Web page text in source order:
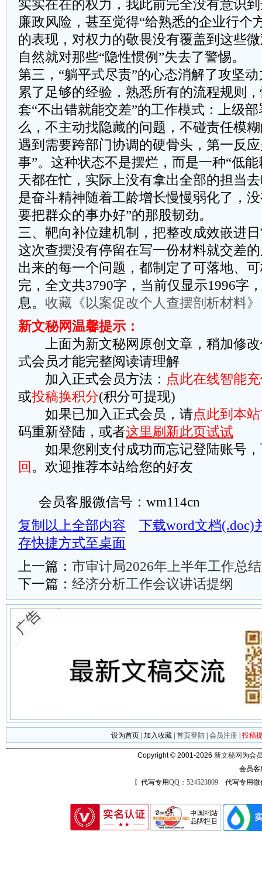
实实在在的权力，我此前完全没有意识
廉政风险，甚至觉得“给熟悉的企业行个
的表现，对权力的敬畏没有覆盖到这些
自然就对那些“隐性惯例”失去了警惕。
第三，“躺平式尽责”的心态消解了攻坚
累了足够的经验，熟悉所有的流程规则
套“不出错就能交差”的工作模式：上级
么，不主动找隐藏的问题，不碰责任模
遇到需要跨部门协调的硬骨头，第一反
事”。这种状态不是摆烂，而是一种“低
天都在忙，实际上没有拿出全部的担当
是奋斗精神随着工龄增长慢慢弱化了，
要把群众的事办好”的那股韧劲。
三、靶向补位建机制，把整改成效嵌进
这次查摆没有停留在写一份材料就交差
出来的每一个问题，都制定了可落地、
完，全文共3790字，当前仅显示1996字
息。 收藏《以案促改个人查摆剖析材料》
新文秘网温馨提示：
上面为新文秘网原创文章，稍加修改
式会员才能完整阅读请理解
加入正式会员方法： 点此在线智能
或投稿换积分(积分可提现)
如果已加入正式会员，请点此到本
码重新登陆，或者这里刷新此页试试
如果您刚支付成功而忘记登陆账号，
回 。欢迎推荐本站给您的好友
会员客服微信号：wm114cn
复制以上全部内容
下载word文档(.doc)
存快捷方式至桌面
上一篇： 市审计局2026年上半年工作总
下一篇： 经济分析工作会议讲话提纲
设为首页 加入收藏 首页登陆 会员注册 投稿
Copyright © 2001-2026 新文秘网 为会
会员
〖代写专用QQ：524523809代写专用微